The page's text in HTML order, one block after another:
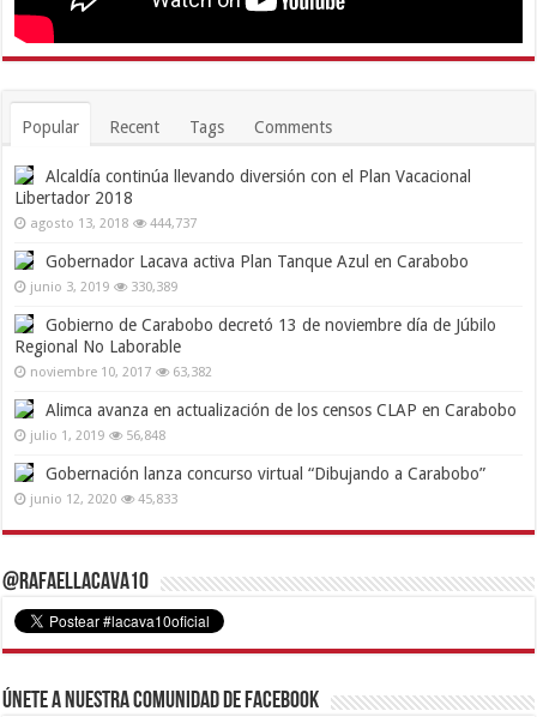
Popular Recent Tags Comments
Alcaldía continúa llevando diversión con el Plan Vacacional
Libertador 2018
agosto 13, 2018 444,737
Gobernador Lacava activa Plan Tanque Azul en Carabobo
junio 3, 2019 330,389
Gobierno de Carabobo decretó 13 de noviembre día de Júbilo
Regional No Laborable
noviembre 10, 2017 63,382
Alimca avanza en actualización de los censos CLAP en Carabobo
julio 1, 2019 56,848
Gobernación lanza concurso virtual “Dibujando a Carabobo”
junio 12, 2020 45,833
@RafaelLacava10
Únete a nuestra comunidad de Facebook